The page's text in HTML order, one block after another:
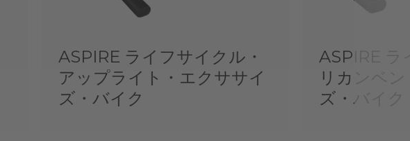
ASPIRE ライフサイクル・
アップライト・エクササイ
ズ・バイク
ASPIRE ラ
リカンベ
ズ・バイク